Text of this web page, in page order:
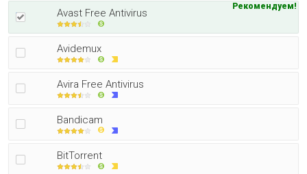
Avast Free Antivirus
Рекомендуем!
Avidemux
Avira Free Antivirus
Bandicam
BitTorrent